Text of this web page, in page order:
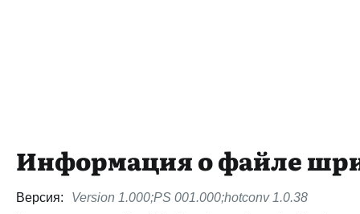
Информация о файле
Версия:
Version 1.000;PS 001.000;hotconv 1.0.38